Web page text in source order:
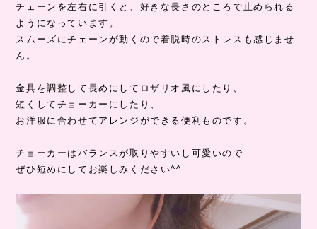
チェーンを左右に引くと、好きな長さのところで止められる
ようになっています。
スムーズにチェーンが動くので着脱時のストレスも感じませ
ん。
金具を調整して長めにしてロザリオ風にしたり、
短くしてチョーカーにしたり、
お洋服に合わせてアレンジができる便利ものです。
チョーカーはバランスが取りやすいし可愛いので
ぜひ短めにしてお楽しみください^^